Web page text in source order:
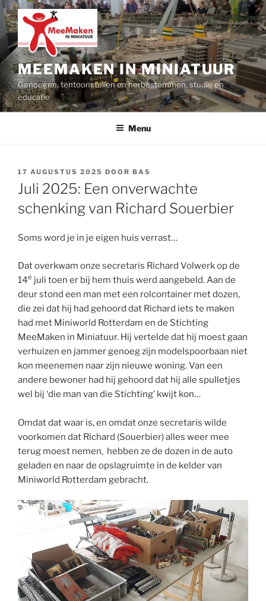
Ga
naar
de
inhoud
MEEMAKEN IN MINIATUUR
Genoegen, tentoonstellen en herbestemmen, studie en
educatie
Menu
GEPLAATST
OP
17 AUGUSTUS 2025 DOOR BAS
Juli 2025: Een onverwachte
schenking van Richard Souerbier
Soms word je in je eigen huis verrast…
Dat overkwam onze secretaris Richard Volwerk op de
14e juli toen er bij hem thuis werd aangebeld. Aan de
deur stond een man met een rolcontainer met dozen,
die zei dat hij had gehoord dat Richard iets te maken
had met Miniworld Rotterdam en de Stichting
MeeMaken in Miniatuur. Hij vertelde dat hij moest gaan
verhuizen en jammer genoeg zijn modelspoorbaan niet
kon meenemen naar zijn nieuwe woning. Van een
andere bewoner had hij gehoord dat hij alle spulletjes
wel bij ‘die man van die Stichting’ kwijt kon…
Omdat dat waar is, en omdat onze secretaris wilde
voorkomen dat Richard (Souerbier) alles weer mee
terug moest nemen, hebben ze de dozen in de auto
geladen en naar de opslagruimte in de kelder van
Miniworld Rotterdam gebracht.